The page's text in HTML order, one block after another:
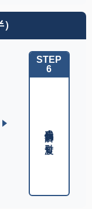
STEP
6
残代金決済・お引渡し